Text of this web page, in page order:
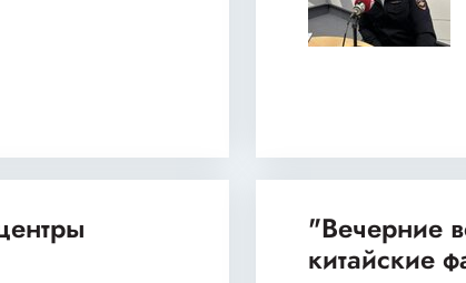
"Вечерние
китайские